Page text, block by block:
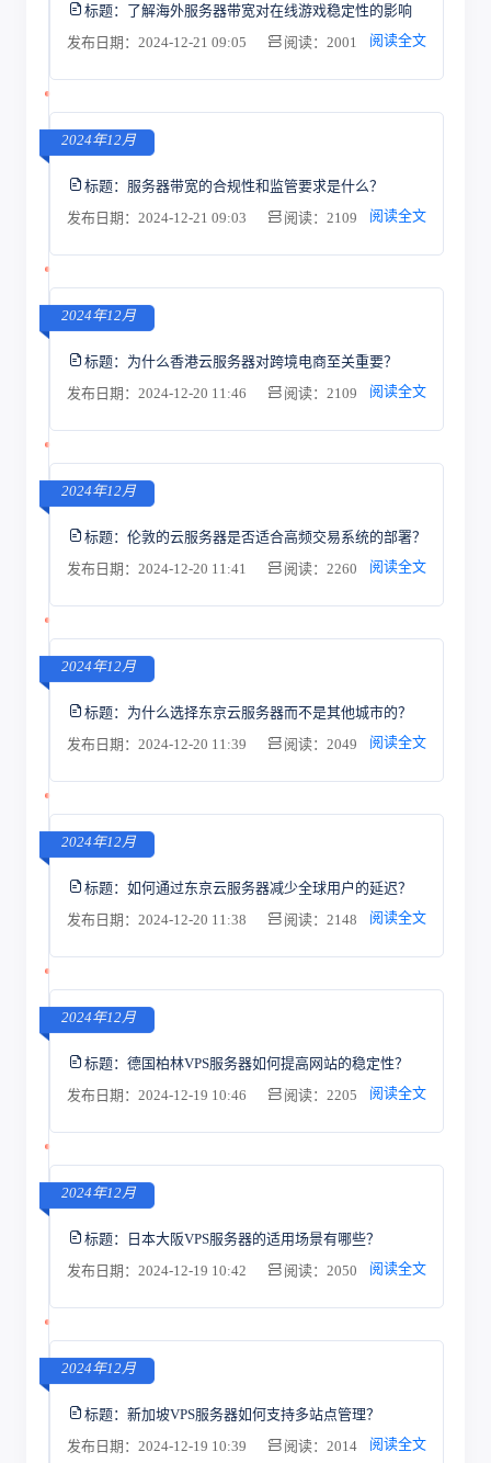
标题： 了解海外服务器带宽对在线游戏稳定性的影响
发布日期：2024-12-21 09:05
阅读：2001 阅读全文
2024年12月
标题： 服务器带宽的合规性和监管要求是什么？
发布日期：2024-12-21 09:03
阅读：2109 阅读全文
2024年12月
标题： 为什么香港云服务器对跨境电商至关重要？
发布日期：2024-12-20 11:46
阅读：2109 阅读全文
2024年12月
标题： 伦敦的云服务器是否适合高频交易系统的部署？
发布日期：2024-12-20 11:41
阅读：2260 阅读全文
2024年12月
标题： 为什么选择东京云服务器而不是其他城市的？
发布日期：2024-12-20 11:39
阅读：2049 阅读全文
2024年12月
标题： 如何通过东京云服务器减少全球用户的延迟？
发布日期：2024-12-20 11:38
阅读：2148 阅读全文
2024年12月
标题： 德国柏林VPS服务器如何提高网站的稳定性？
发布日期：2024-12-19 10:46
阅读：2205 阅读全文
2024年12月
标题：
日本大阪VPS服务器的适用场景有哪些？
发布日期：2024-12-19 10:42
阅读：2050 阅读全文
2024年12月
标题： 新加坡VPS服务器如何支持多站点管理？
发布日期：2024-12-19 10:39
阅读：2014 阅读全文